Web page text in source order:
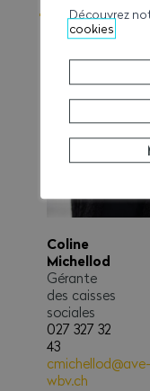
Coline
Michellod
Gérante
des caisses
sociales
cmichellod@ave-
wbv.ch
027 327 32
43
Découvrez
cookies